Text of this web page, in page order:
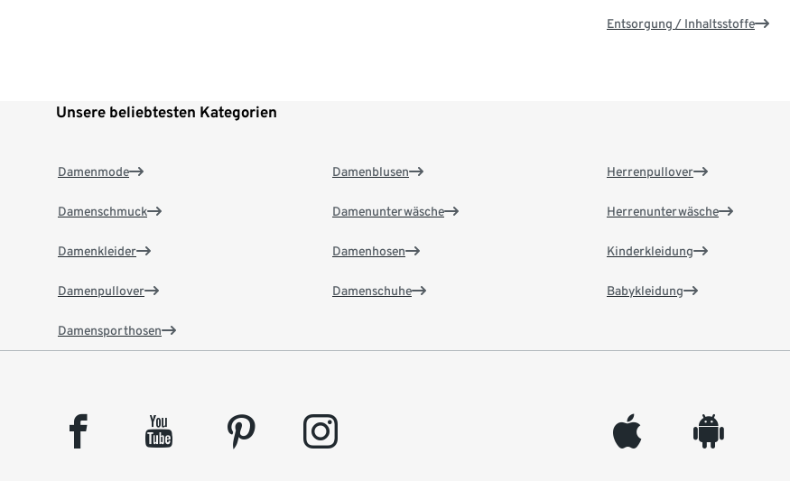
Entsorgung / Inhaltsstoffe
Unsere beliebtesten Kategorien
Damenmode
Damenschmuck
Damenkleider
Damenpullover
Damensporthosen
Damenblusen
Damenunterwäsche
Damenhosen
Damenschuhe
Herrenpullover
Herrenunterwäsche
Kinderkleidung
Babykleidung
facebook youtube pinterest instagram appleinc android